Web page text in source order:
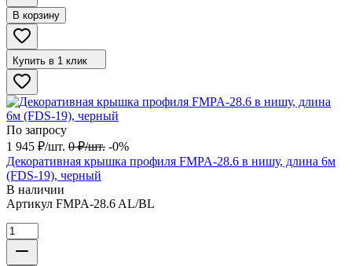
В корзину
Купить в 1 клик
По запросу
1 945 ₽/шт. 0 ₽/шт. -0%
Декоративная крышка профиля FMPA-28.6 в нишу, длина 6м
(FDS-19), черный
В наличии
Артикул FMPA-28.6 AL/BL